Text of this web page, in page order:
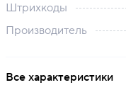
Штрихкоды
Производитель
Все характеристики